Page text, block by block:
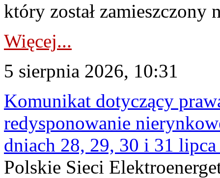
który został zamieszczony
Więcej...
5 sierpnia 2026, 10:31
Komunikat dotyczący
redysponowanie
dniach 28, 29, 30 i 31
Polskie Sieci